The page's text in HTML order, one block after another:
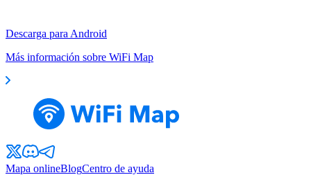
Descarga para Android
Más información sobre WiFi Map
Mapa onlineBlogCentro de ayuda